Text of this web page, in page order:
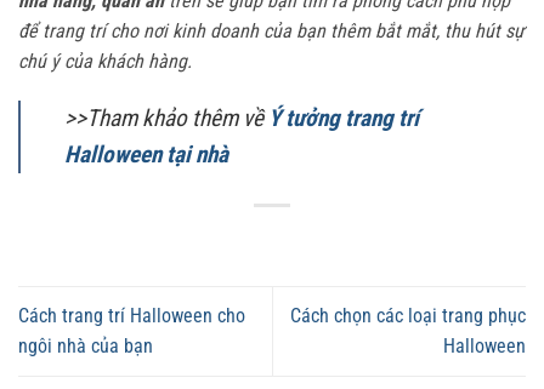
để trang trí cho nơi kinh doanh của bạn thêm bắt mắt, thu hút sự
chú ý của khách hàng.
>>Tham khảo thêm về Ý tưởng trang trí
Halloween tại nhà
Cách trang trí Halloween cho
ngôi nhà của bạn
Cách chọn các loại trang phục
Halloween